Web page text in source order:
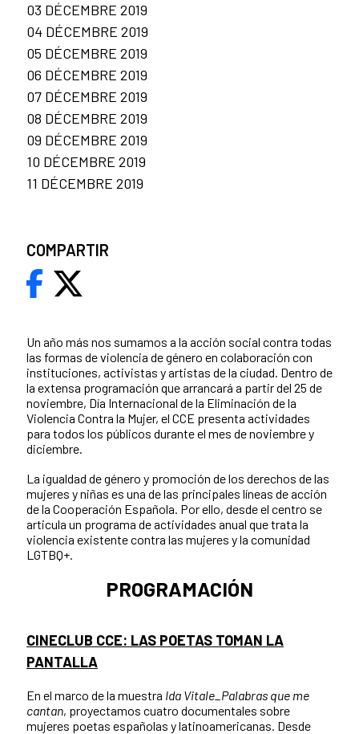
Un año más nos sumamos a la acción social contra todas
las formas de violencia de género en colaboración con
instituciones, activistas y artistas de la ciudad. Dentro de
la extensa programación que arrancará a partir del 25 de
noviembre, Día Internacional de la Eliminación de la
Violencia Contra la Mujer, el CCE presenta actividades
para todos los públicos durante el mes de noviembre y
diciembre.
La igualdad de género y promoción de los derechos de las
mujeres y niñas es una de las principales líneas de acción
de la Cooperación Española. Por ello, desde el centro se
articula un programa de actividades anual que trata la
violencia existente contra las mujeres y la comunidad
LGTBQ+.
PROGRAMACIÓN
CINECLUB CCE: LAS POETAS TOMAN LA
PANTALLA
En el marco de la muestra Ida Vitale_Palabras que me
cantan, proyectamos cuatro documentales sobre
mujeres poetas españolas y latinoamericanas. Desde
03 DÉCEMBRE 2019
04 DÉCEMBRE 2019
05 DÉCEMBRE 2019
06 DÉCEMBRE 2019
07 DÉCEMBRE 2019
08 DÉCEMBRE 2019
09 DÉCEMBRE 2019
10 DÉCEMBRE 2019
11 DÉCEMBRE 2019
COMPARTIR